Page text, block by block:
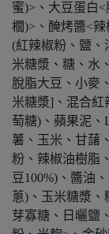
蜜)>、大豆蛋白<
櫚)>、醃烤醬<
(紅辣椒粉、鹽、
米糖漿、糖、水
脫脂大豆、小麥
米糖漿]、混合紅
萄糖)、蘋果泥、
薯、玉米、甘藷
粉、辣椒油樹脂
豆100%)、醬油
蔥)、玉米糖漿
芽寡糖、日曬鹽